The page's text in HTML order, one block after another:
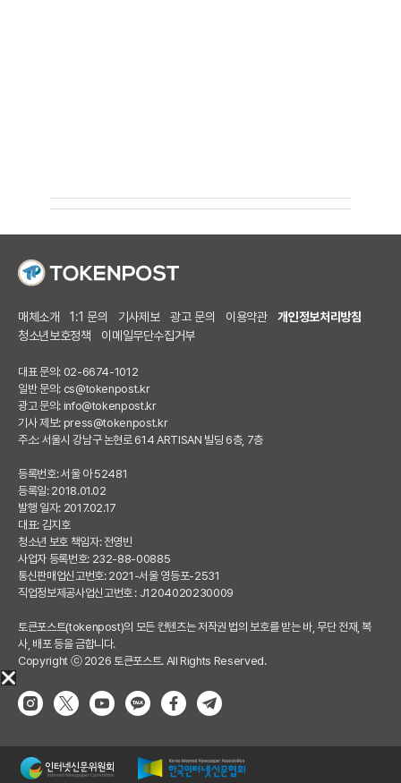
매체소개 1:1 문의 기사제보 광고 문의 이용약관
개인정보처리방침
청소년보호정책
이메일무단수집거부
대표 문의: 02-6674-1012
일반 문의: cs@tokenpost.kr
광고 문의: info@tokenpost.kr
기사 제보: press@tokenpost.kr
주소: 서울시 강남구 논현로 614 ARTISAN 빌딩 6층, 7층
등록번호: 서울 아 52481
등록일: 2018.01.02
발행 일자: 2017.02.17
대표: 김지호
청소년 보호 책임자: 전영빈
사업자 등록번호: 232-88-00885
통신판매업신고번호: 2021-서울 영등포-2531
직업정보제공사업신고번호 : J1204020230009
토큰포스트(tokenpost)의 모든 컨텐츠는 저작권 법의 보호를 받는 바, 무단 전재, 복
사, 배포 등을 금합니다.
Copyright ⓒ 2026 토큰포스트. All Rights Reserved.